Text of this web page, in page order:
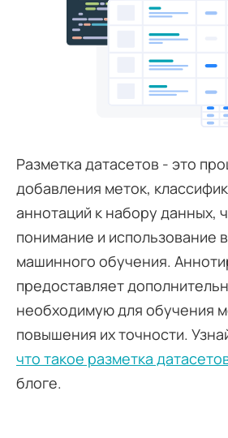
Разметка датасетов - это
добавления меток,
аннотаций к набору данных,
понимание и использование
машинного обучения.
предоставляет
необходимую для обучения
повышения их точности.
что такое разметка
блоге.